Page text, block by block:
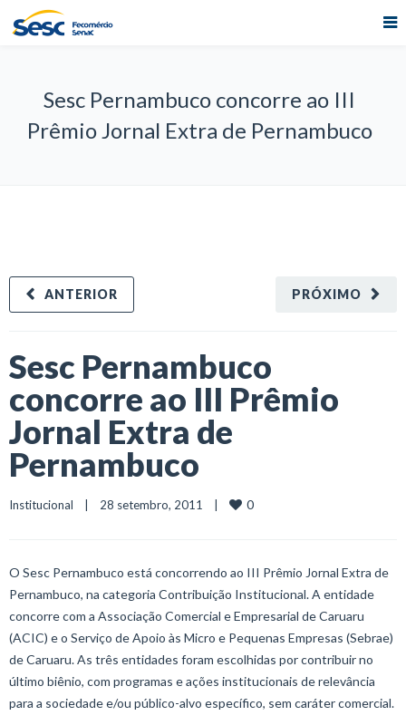
Sesc Pernambuco concorre ao III
Prêmio Jornal Extra de Pernambuco
PRÓXIMO
ANTERIOR
Sesc Pernambuco
concorre ao III Prêmio
Jornal Extra de
Pernambuco
Institucional
    |    28 setembro, 2011    |
0
O Sesc Pernambuco está concorrendo ao III Prêmio Jornal Extra de
Pernambuco, na categoria Contribuição Institucional. A entidade
concorre com a Associação Comercial e Empresarial de Caruaru
(ACIC) e o Serviço de Apoio às Micro e Pequenas Empresas (Sebrae)
de Caruaru. As três entidades foram escolhidas por contribuir no
último biênio, com programas e ações institucionais de relevância
para a sociedade e/ou público-alvo específico, sem caráter comercial.